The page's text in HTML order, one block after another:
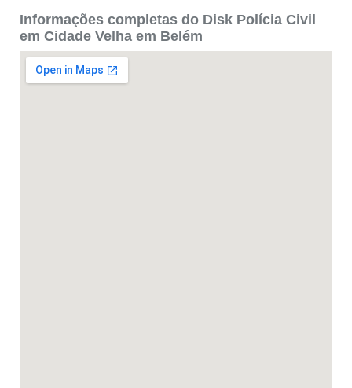
Informações completas do Disk Polícia Civil
em Cidade Velha em Belém